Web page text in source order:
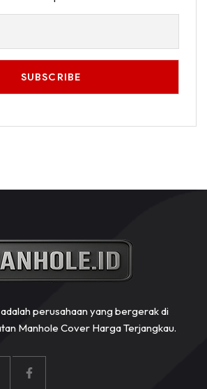
perusahaan yang bergerak di
Manhole Cover Harga Terjangkau.